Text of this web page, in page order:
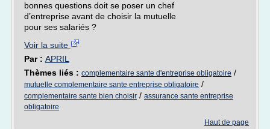
bonnes questions doit se poser un chef
d’entreprise avant de choisir la mutuelle
pour ses salariés ?
Voir la suite
Par : APRIL
Thèmes liés : complementaire sante d'entreprise obligatoire /
mutuelle complementaire sante entreprise obligatoire /
complementaire sante bien choisir / assurance sante entreprise
obligatoire
Haut de page